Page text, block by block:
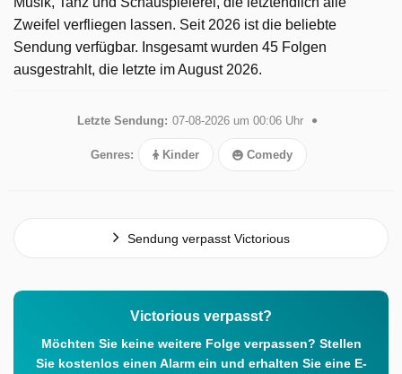
Zweifel verfliegen lassen. Seit 2026 ist die beliebte
Sendung verfügbar. Insgesamt wurden 45 Folgen
ausgestrahlt, die letzte im August 2026.
Letzte Sendung: 07-08-2026 um 00:06 Uhr
Genres: Kinder Comedy
Sendung verpasst Victorious
Victorious verpasst?
Möchten Sie keine weitere Folge verpassen? Stellen
Sie kostenlos einen Alarm ein und erhalten Sie eine E-